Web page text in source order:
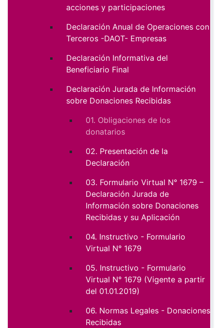
acciones y participaciones
Declaración Anual de Operaciones con
Terceros -DAOT- Empresas
Declaración Informativa del
Beneficiario Final
Declaración Jurada de Información
sobre Donaciones Recibidas
01. Obligaciones de los
donatarios
02. Presentación de la
Declaración
03. Formulario Virtual N° 1679 –
Declaración Jurada de
Información sobre Donaciones
Recibidas y su Aplicación
04. Instructivo - Formulario
Virtual N° 1679
05. Instructivo - Formulario
Virtual N° 1679 (Vigente a partir
del 01.01.2019)
06. Normas Legales - Donaciones
Recibidas